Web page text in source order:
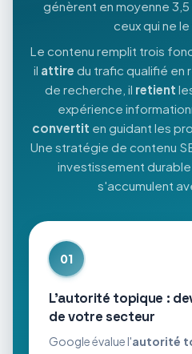
génèrent en moyenne
ceux qui ne
Le contenu remplit trois
il attire du trafic qualifié en
de recherche, il retient
expérience
convertit en guidant les
Une stratégie de contenu
investissement
s'accumulent
01
L'autorité topique :
de votre secteur
Google évalue l'autorité